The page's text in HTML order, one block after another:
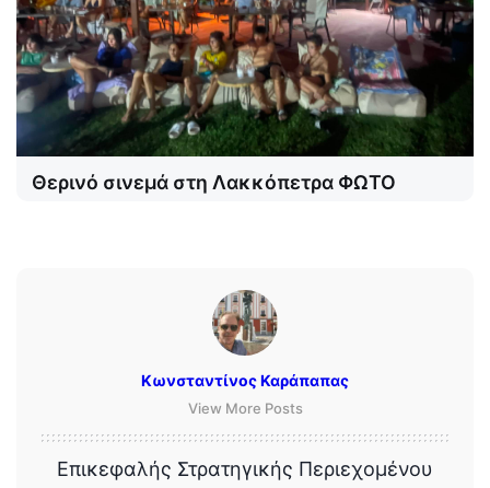
Θερινό σινεμά στη Λακκόπετρα ΦΩΤΟ
Κωνσταντίνος Καράπαπας
View More Posts
Επικεφαλής Στρατηγικής Περιεχομένου